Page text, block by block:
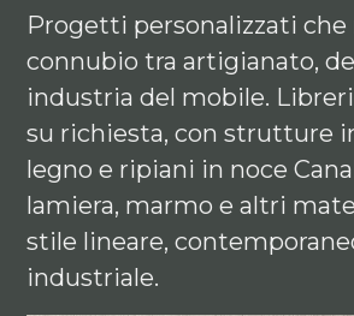
Progetti personalizzati che
connubio tra artigianato,
industria del mobile.
su richiesta, con strutture
legno e ripiani in noce
lamiera, marmo e altri
stile lineare,
industriale.